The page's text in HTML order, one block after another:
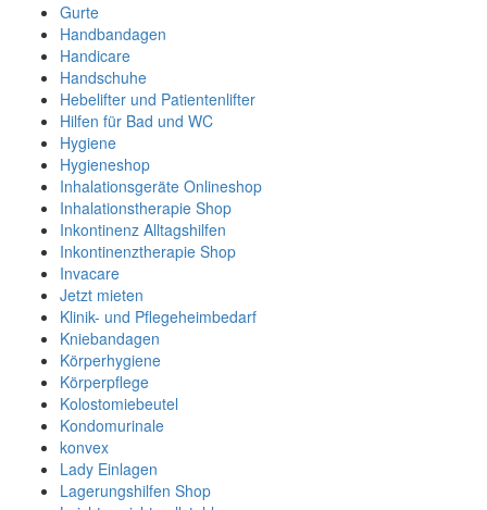
Gurte
Handbandagen
Handicare
Handschuhe
Hebelifter und Patientenlifter
Hilfen für Bad und WC
Hygiene
Hygieneshop
Inhalationsgeräte Onlineshop
Inhalationstherapie Shop
Inkontinenz Alltagshilfen
Inkontinenztherapie Shop
Invacare
Jetzt mieten
Klinik- und Pflegeheimbedarf
Kniebandagen
Körperhygiene
Körperpflege
Kolostomiebeutel
Kondomurinale
konvex
Lady Einlagen
Lagerungshilfen Shop